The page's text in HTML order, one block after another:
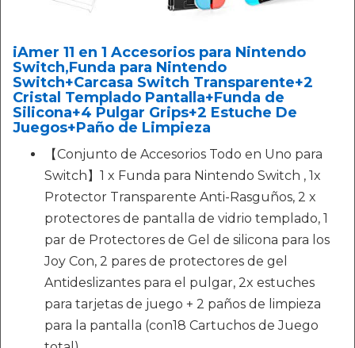
iAmer 11 en 1 Accesorios para Nintendo
Switch,Funda para Nintendo
Switch+Carcasa Switch Transparente+2
Cristal Templado Pantalla+Funda de
Silicona+4 Pulgar Grips+2 Estuche De
Juegos+Paño de Limpieza
【Conjunto de Accesorios Todo en Uno para
Switch】1 x Funda para Nintendo Switch , 1x
Protector Transparente Anti-Rasguños, 2 x
protectores de pantalla de vidrio templado, 1
par de Protectores de Gel de silicona para los
Joy Con, 2 pares de protectores de gel
Antideslizantes para el pulgar, 2x estuches
para tarjetas de juego + 2 paños de limpieza
para la pantalla (con18 Cartuchos de Juego